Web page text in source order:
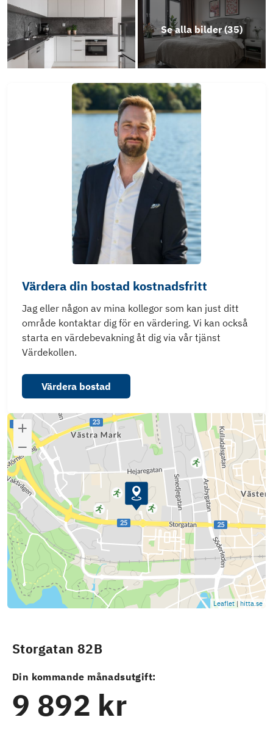
Se alla bilder (35)
Värdera din bostad kostnadsfritt
Jag eller någon av mina kollegor som kan just ditt
område kontaktar dig för en värdering. Vi kan också
starta en värdebevakning åt dig via vår tjänst
Värdekollen.
Värdera bostad
Leaflet | hitta.se
Storgatan 82B
Din kommande månadsutgift:
9 892 kr